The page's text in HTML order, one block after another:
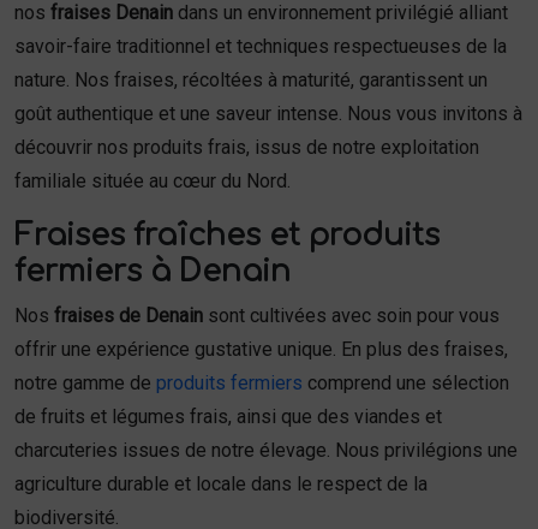
nos fraises Denain dans un environnement privilégié alliant
savoir-faire traditionnel et techniques respectueuses de la
nature. Nos fraises, récoltées à maturité, garantissent un
goût authentique et une saveur intense. Nous vous invitons à
découvrir nos produits frais, issus de notre exploitation
familiale située au cœur du Nord.
Fraises fraîches et produits
fermiers à Denain
Nos fraises de Denain sont cultivées avec soin pour vous
offrir une expérience gustative unique. En plus des fraises,
notre gamme de produits fermiers comprend une sélection
de fruits et légumes frais, ainsi que des viandes et
charcuteries issues de notre élevage. Nous privilégions une
agriculture durable et locale dans le respect de la
biodiversité.